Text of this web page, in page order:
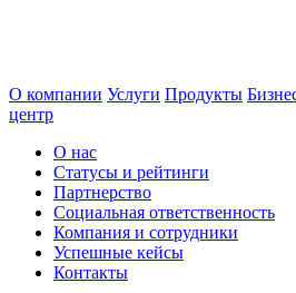
О компании Услуги Продукты
центр
О нас
Статусы и рейтинги
Партнерство
Социальная ответственность
Компания и сотрудники
Успешные кейсы
Контакты